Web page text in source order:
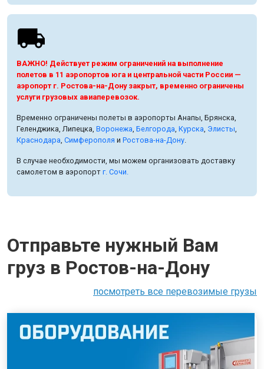
ВАЖНО! Действует режим ограничений на выполнение
полетов в 11 аэропортов юга и центральной части России —
аэропорт г. Ростова-на-Дону закрыт, временно ограничены
услуги грузовых авиаперевозок.
Временно ограничены полеты в аэропорты Анапы, Брянска,
Геленджика, Липецка, Воронежа, Белгорода, Курска, Элисты,
Краснодара, Симферополя и Ростова-на-Дону.
В случае необходимости, мы можем организовать доставку
самолетом в аэропорт г. Сочи.
Отправьте нужный Вам
груз в Ростов-на-Дону
посмотреть все перевозимые грузы